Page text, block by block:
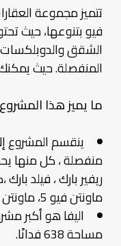
تتميز مجموعة
فيو بتنوعها، حيث
الشقق والدوبلكسات
المنفصلة. حيث
ما يميز هذا
ينقسم
منفصلة ، كل منها
ريفير بارك ، فيلد
ماونتن فيو 5، ماونتن فيو 5.1.
اليفا هو أكبر
مساحة 638 فدانًا.